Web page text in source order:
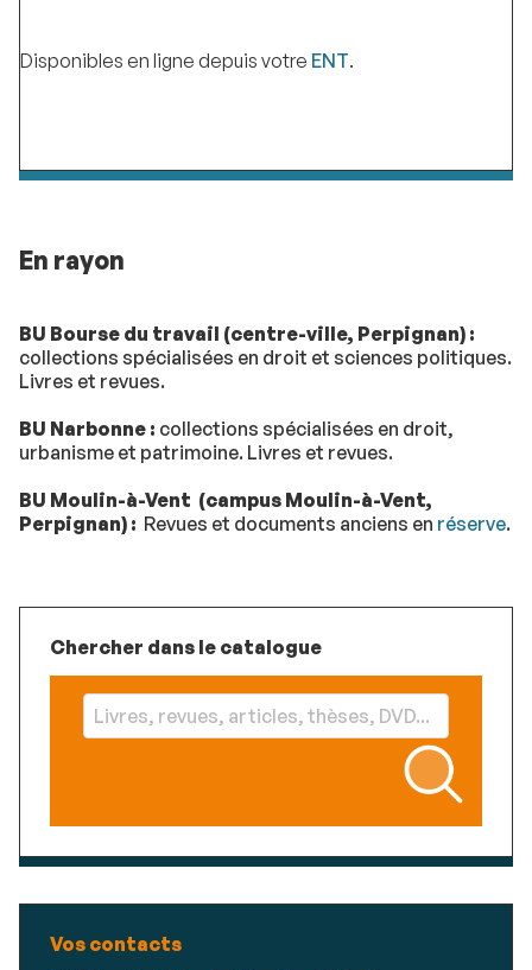
Disponibles en ligne depuis votre ENT.
En rayon
BU Bourse du travail (centre-ville, Perpignan) :
collections spécialisées en droit et sciences politiques.
Livres et revues.
BU Narbonne : collections spécialisées en droit,
urbanisme et patrimoine. Livres et revues.
BU Moulin-à-Vent (campus Moulin-à-Vent,
Perpignan) : Revues et documents anciens en réserve.
Chercher dans le catalogue
Vos contacts